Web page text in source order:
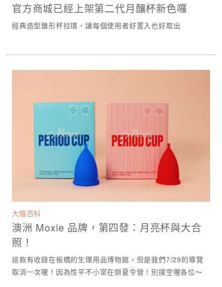
官方商城已經上架第二代月釀杯新色囉
經典造型錐形杯拉環，讓每個使用者好置入也好取出
大陰百科
澳洲 Moxie 品牌，第四發：月亮杯與大合
照！
這款有收錄在板橋的生理用品博物館，但是我們7/29的導覽
取消一次喔！因為性平不小室在辦夏令營！別撲空喔各位～